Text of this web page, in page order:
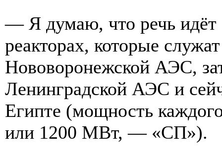
— Я думаю, что речь
реакторах, которые
Нововоронежской АЭС,
Ленинградской АЭС и
Египте (мощность
или 1200 МВт, — «СП»).